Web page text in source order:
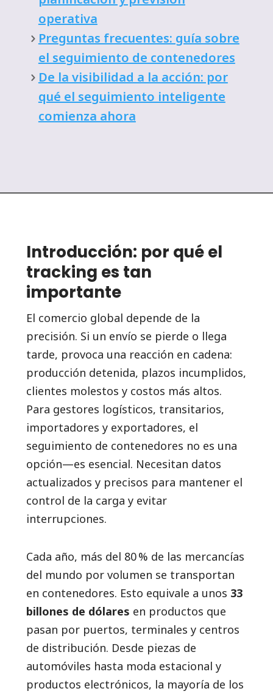
operativa
Preguntas frecuentes: guía sobre
el seguimiento de contenedores
De la visibilidad a la acción: por
qué el seguimiento inteligente
comienza ahora
Introducción: por qué el
tracking es tan
importante
El comercio global depende de la
precisión. Si un envío se pierde o llega
tarde, provoca una reacción en cadena:
producción detenida, plazos incumplidos,
clientes molestos y costos más altos.
Para gestores logísticos, transitarios,
importadores y exportadores, el
seguimiento de contenedores no es una
opción—es esencial. Necesitan datos
actualizados y precisos para mantener el
control de la carga y evitar
interrupciones.
Cada año, más del 80 % de las mercancías
del mundo por volumen se transportan
en contenedores. Esto equivale a unos 33
billones de dólares en productos que
pasan por puertos, terminales y centros
de distribución. Desde piezas de
automóviles hasta moda estacional y
productos electrónicos, la mayoría de los